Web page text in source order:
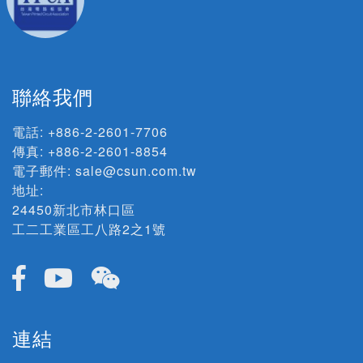
聯絡我們
電話: +886-2-2601-7706
傳真: +886-2-2601-8854
電子郵件: sale@csun.com.tw
地址:
24450新北市林口區
工二工業區工八路2之1號
連結